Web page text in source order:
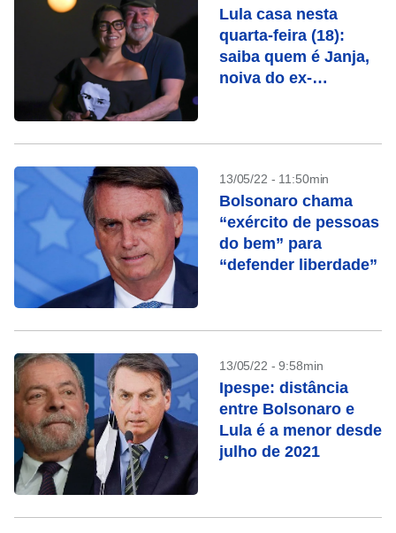
Lula casa nesta
quarta-feira (18):
saiba quem é Janja,
noiva do ex-
13/05/22 - 11:50min
Bolsonaro chama
“exército de pessoas
do bem” para
“defender liberdade”
13/05/22 - 9:58min
Ipespe: distância
entre Bolsonaro e
Lula é a menor desde
julho de 2021